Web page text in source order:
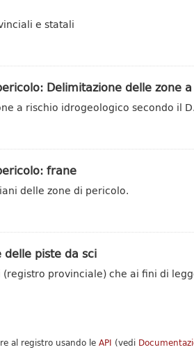
e statali
Delimitazione delle zone
a rischio idrogeologico secondo il
frane
delle zone di pericolo.
piste da sci
(registro provinciale) che ai fini di
al registro usando le API (vedi